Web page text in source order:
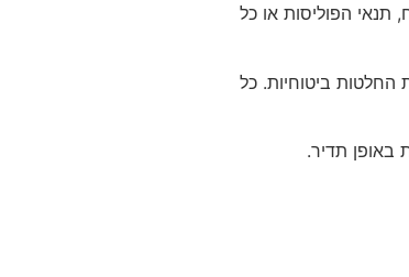
תנאי הפוליסות או כל
ביטוחיות. כל
באופן תדיר.